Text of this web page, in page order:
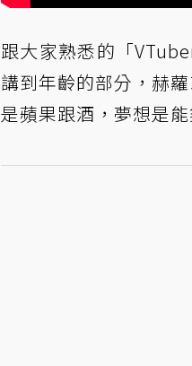
跟大家熟悉的「
講到年齡的部分，赫
是蘋果跟酒，夢想是